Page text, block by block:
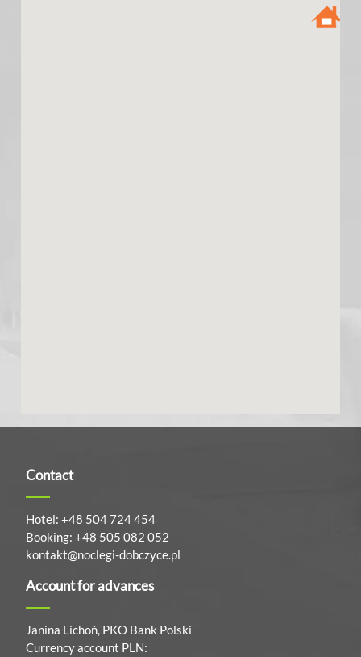
Contact
Hotel: +48 504 724 454
Booking: +48 505 082 052
kontakt@noclegi-dobczyce.pl
Account for advances
Janina Lichoń, PKO Bank Polski
Currency account PLN: